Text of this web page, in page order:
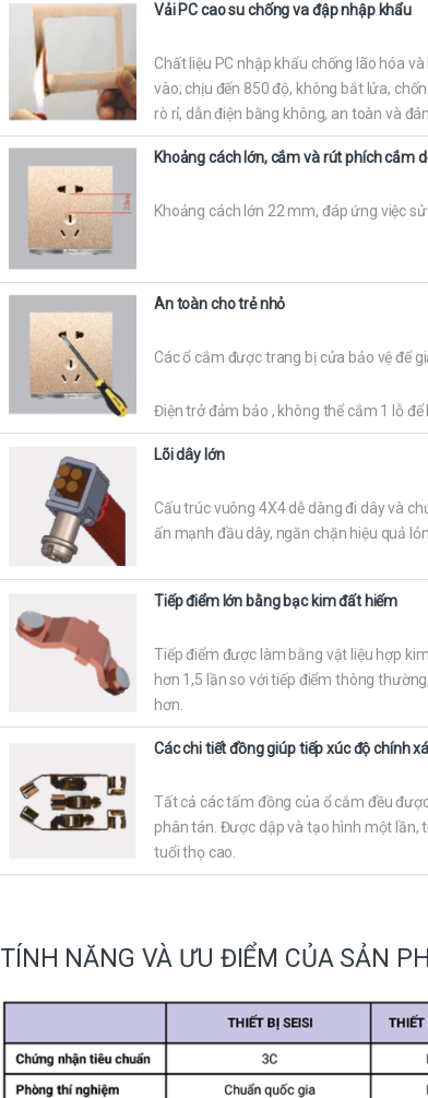
Vải PC cao su chống va đập nhập khẩu
Chất liệu PC nhập khẩu chống lão hóa
vào; chịu đến 850 độ, không bắt lửa,
rò rỉ, dẫn điện bằng không, an toàn và
Khoảng cách lớn, cắm và rút phích cắm
Khoảng cách lớn 22 mm, đáp ứng việc
An toàn cho trẻ nhỏ
Các ổ cắm được trang bị cửa bảo vệ để
Điện trở đảm bảo , không thể cắm 1 lỗ
Lõi dây lớn
Cấu trúc vuông 4X4 dễ dàng đi dây và
ấn mạnh đầu dây, ngăn chặn hiệu quả
Tiếp điểm lớn bằng bạc kim đất hiếm
Tiếp điểm được làm bằng vật liệu hợp
hơn 1,5 lần so với tiếp điểm thông
hơn.
Các chi tiết đồng giúp tiếp xúc độ chính
Tất cả các tấm đồng của ổ cắm đều
phân tán. Được dập và tạo hình một lần,
tuổi thọ cao.
TÍNH NĂNG VÀ ƯU ĐIỂM CỦA SẢN